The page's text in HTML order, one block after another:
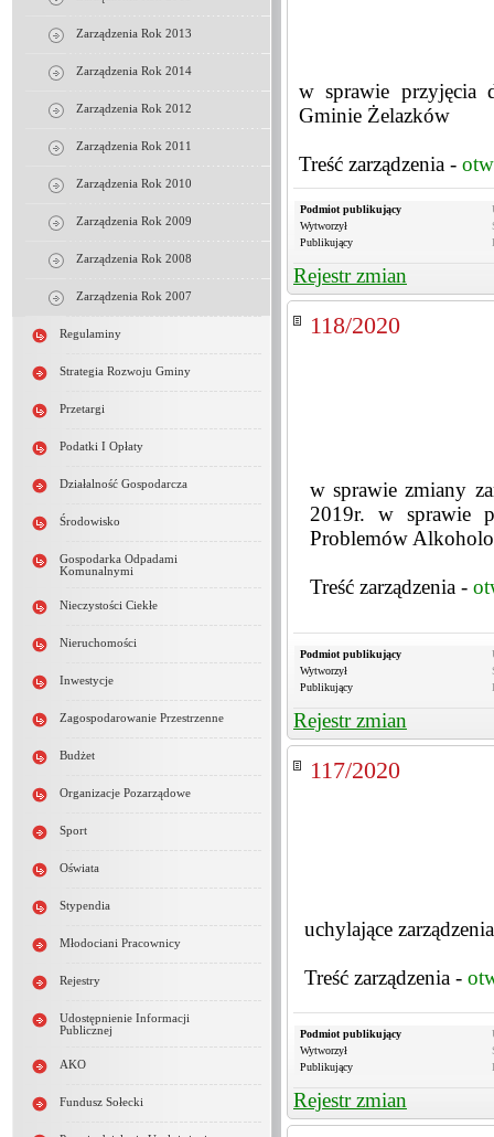
Zarządzenia Rok 2013
Zarządzenia Rok 2014
Zarządzenia Rok 2012
Zarządzenia Rok 2011
Zarządzenia Rok 2010
Zarządzenia Rok 2009
Zarządzenia Rok 2008
Zarządzenia Rok 2007
Regulaminy
Strategia Rozwoju Gminy
Przetargi
Podatki I Opłaty
Działalność Gospodarcza
Środowisko
Gospodarka Odpadami
Komunalnymi
Nieczystości Ciekłe
Nieruchomości
Inwestycje
Zagospodarowanie Przestrzenne
Budżet
Organizacje Pozarządowe
Sport
Oświata
Stypendia
Młodociani Pracownicy
Rejestry
Udostępnienie Informacji
Publicznej
AKO
Fundusz Sołecki
w sprawie przyjęcia
Gminie Żelazków
Treść zarządzenia -
Podmiot publikujący
Wytworzył
Publikujący
Rejestr zmian
118/2020
w sprawie zmiany
2019r. w sprawie
Problemów
Treść zarządzenia -
Podmiot publikujący
Wytworzył
Publikujący
Rejestr zmian
117/2020
uchylające
Treść zarządzenia -
Podmiot publikujący
Wytworzył
Publikujący
Rejestr zmian